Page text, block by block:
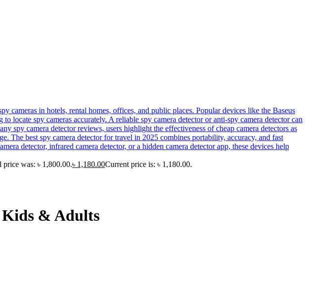
price was: ৳ 1,800.00.৳ 1,180.00Current price is: ৳ 1,180.00.
& Adults